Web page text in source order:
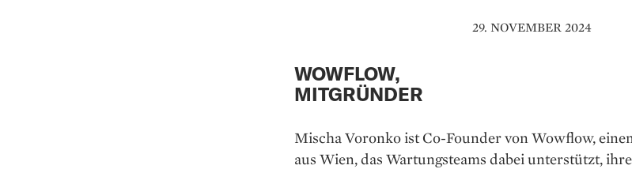
29. NOVEMBER 2024
WOWFLOW,
MITGRÜNDER
Mischa Voronko ist Co-Founder von Wowflow,
aus Wien, das Wartungsteams dabei unterstützt,